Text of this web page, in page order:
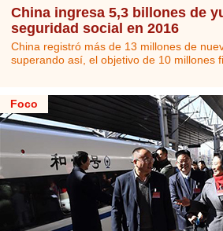
China ingresa 5,3 billones de
seguridad social en 2016
China registró más de 13 millones de
superando así, el objetivo de 10 millones
Foco